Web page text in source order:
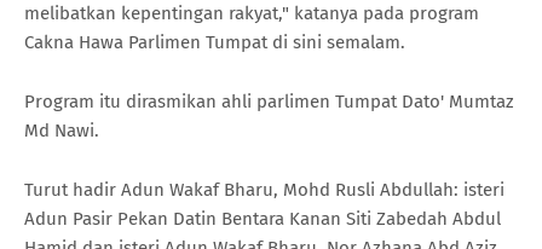
melibatkan kepentingan rakyat," katanya pada program
Cakna Hawa Parlimen Tumpat di sini semalam.
Program itu dirasmikan ahli parlimen Tumpat Dato' Mumtaz
Md Nawi.
Turut hadir Adun Wakaf Bharu, Mohd Rusli Abdullah: isteri
Adun Pasir Pekan Datin Bentara Kanan Siti Zabedah Abdul